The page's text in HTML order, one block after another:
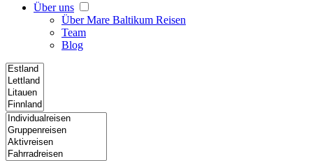
Über uns
Über Mare Baltikum Reisen
Team
Blog